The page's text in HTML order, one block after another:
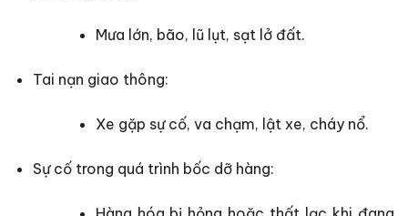
Mưa lớn, bão, lũ lụt, sạt lở đất.
Tai nạn giao thông:
Xe gặp sự cố, va chạm, lật xe, cháy nổ.
Sự cố trong quá trình bốc dỡ hàng: